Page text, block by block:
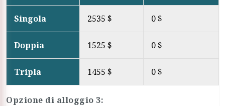
Singola 2535 $ 0 $
Doppia 1525 $ 0 $
Tripla 1455 $ 0 $
Opzione di alloggio 3: